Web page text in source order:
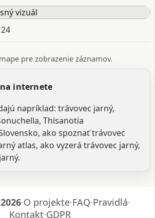
24
pre zobrazenie záznamov.
internete
napríklad: trávovec jarný,
Thisanotia
ako spoznať trávovec
atlas, ako vyzerá trávovec jarný,
·O projekte·FAQ·Pravidlá·
Kontakt·GDPR